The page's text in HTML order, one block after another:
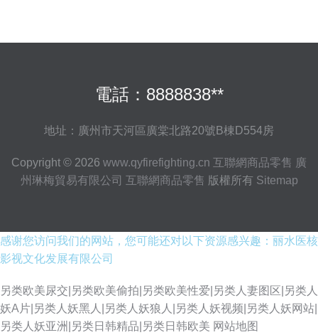
電話：8888838**
地址：廣州市天河區廣棠北路20號B棟D554房
Copyright © 2026 www.qyfirefighting.cn 互聯網商品零售 廣
州琳梅貿易有限公司 互聯網商品零售 版權所有 Sitemap
感谢您访问我们的网站，您可能还对以下资源感兴趣：丽水医核
影视文化发展有限公司
另类欧美尿交|另类欧美偷拍|另类欧美性爱|另类人妻图区|另类人
妖A片|另类人妖黑人|另类人妖狼人|另类人妖视频|另类人妖网站|
另类人妖亚洲|另类日韩精品|另类日韩欧美 网站地图